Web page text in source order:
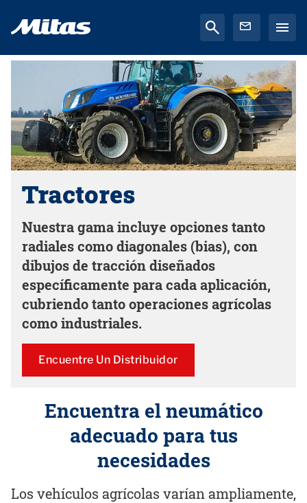
Tractores
Nuestra gama incluye opciones tanto
radiales como diagonales (bias), con
dibujos de tracción diseñados
específicamente para cada aplicación,
cubriendo tanto operaciones agrícolas
como industriales.
Encuentre Un Distribuidor
Encuentra el neumático
adecuado para tus
necesidades
Los vehículos agrícolas varían ampliamente,